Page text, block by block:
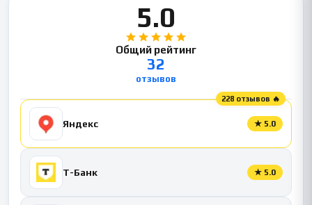
5.0
Общий рейтинг
32
отзывов
228 отзывов 🔥
Яндекс ★ 5.0
Т-Банк ★ 5.0